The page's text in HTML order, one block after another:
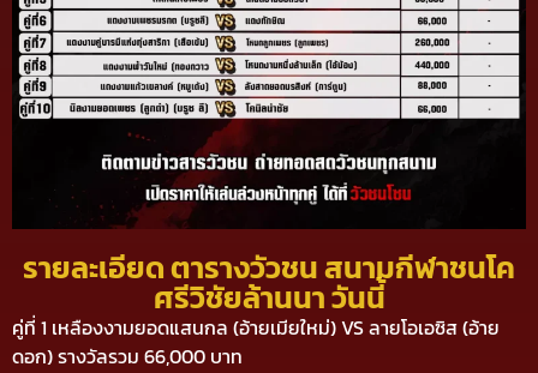
รายละเอียด ตารางวัวชน สนามกีฬาชนโค
ศรีวิชัยล้านนา วันนี้
คู่ที่ 1 เหลืองงามยอดแสนกล (อ้ายเมียใหม่) VS ลายโอเอซิส (อ้าย
ดอก) รางวัลรวม 66,000 บาท